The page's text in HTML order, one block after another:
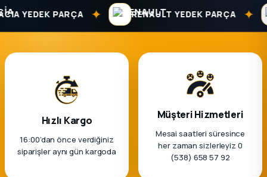
YEDEK PARÇA ✦ RENAULT YEDEK PARÇA ✦
Hızlı Kargo
16:00’dan önce verdiğiniz
siparişler aynı gün kargoda
Müşteri Hizmetleri
Mesai saatleri süresince
her zaman sizlerleyiz 0
(538) 658 57 92